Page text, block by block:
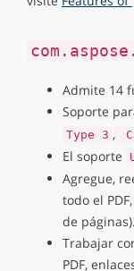
Admite 14
Soporte
Type 3 ,
El soporte
Agregue,
todo el
de páginas).
Trabajar
PDF,